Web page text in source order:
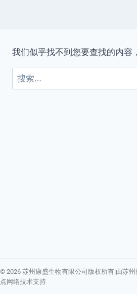
我们似乎找不到您要查找的内容
© 2026 苏州康盛生物有限公司版权所有|由苏州
点网络技术支持